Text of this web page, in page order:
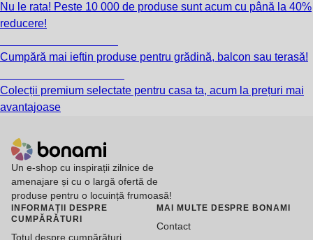
Nu le rata! Peste 10 000 de produse sunt acum cu până la 40%
reducere!
Cumpără mai ieftin produse pentru grădină, balcon sau terasă!
Colecții premium selectate pentru casa ta, acum la prețuri mai
avantajoase
Un e-shop cu inspirații zilnice de
amenajare și cu o largă ofertă de
produse pentru o locuință frumoasă!
INFORMAȚII DESPRE
CUMPĂRĂTURI
Totul despre cumpărături
MAI MULTE DESPRE BONAMI
Contact